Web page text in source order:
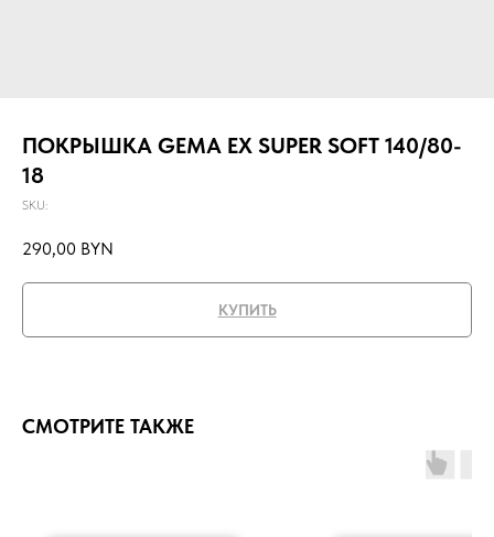
ПОКРЫШКА GEMA EX SUPER SOFT 140/80-
18
SKU:
290,00 BYN
КУПИТЬ
СМОТРИТЕ ТАКЖЕ